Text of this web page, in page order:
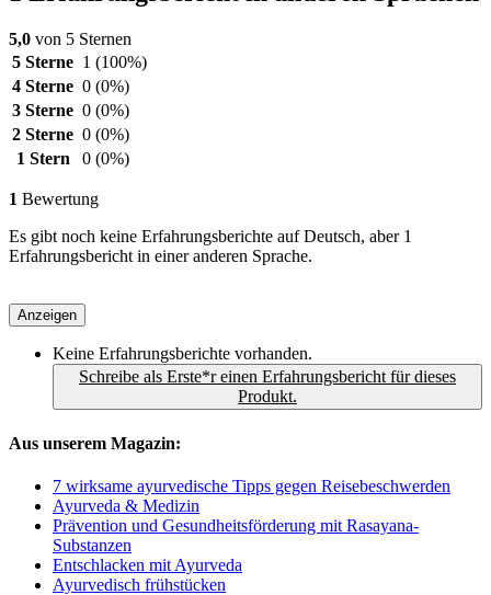
5,0 von 5 Sternen
5 Sterne 1 (100%)
4 Sterne 0 (0%)
3 Sterne 0 (0%)
2 Sterne 0 (0%)
1 Stern
0 (0%)
1 Bewertung
Es gibt noch keine Erfahrungsberichte auf Deutsch, aber 1
Erfahrungsbericht in einer anderen Sprache.
Anzeigen
Keine Erfahrungsberichte vorhanden.
Schreibe als Erste*r einen Erfahrungsbericht für dieses
Produkt.
Aus unserem Magazin:
7 wirksame ayurvedische Tipps gegen Reisebeschwerden
Ayurveda & Medizin
Prävention und Gesundheitsförderung mit Rasayana-
Substanzen
Entschlacken mit Ayurveda
Ayurvedisch frühstücken